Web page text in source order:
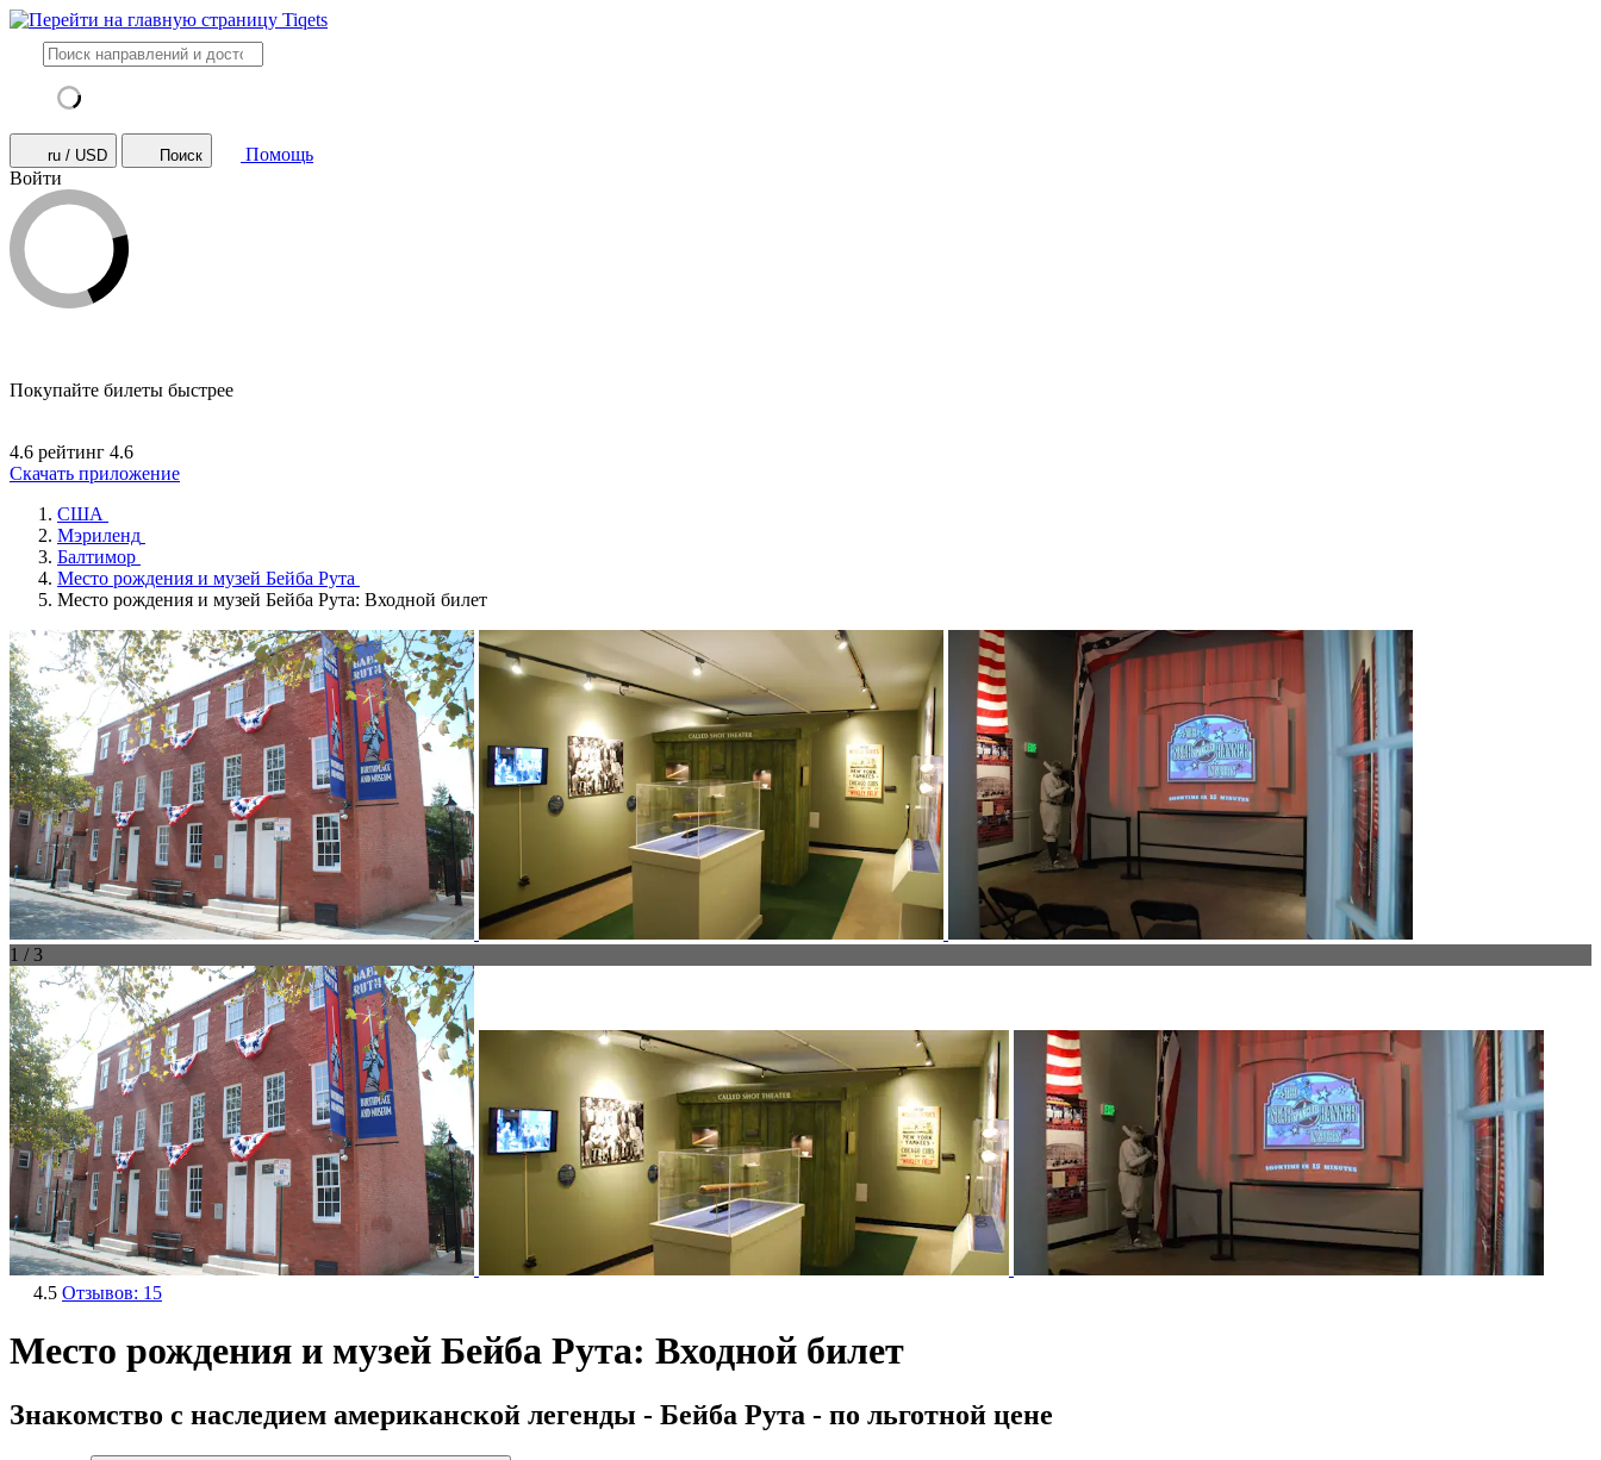
ru / USD Поиск
Помощь
Войти
Покупайте билеты быстрее
4.6 рейтинг 4.6
Скачать приложение
США
Мэриленд
Балтимор
Место рождения и музей Бейба Рута
Место рождения и музей Бейба Рута: Входной билет
1 / 3
4.5 Отзывов: 15
Место рождения и музей Бейба Рута: Входной билет
Знакомство с наследием американской легенды - Бейба Рута - по льготной цене